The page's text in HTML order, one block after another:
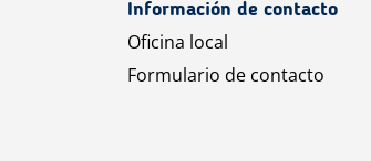
Información de contacto
Oficina local
Formulario de contacto